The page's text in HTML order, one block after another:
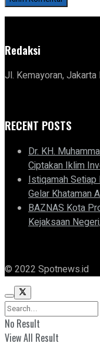
Redaksi
Jl. Kemayoran,
RECENT POSTS
Dr. KH.
Ciptakan Iklim
Istiqamah
Gelar Khataman
BAZNAS Kota
Kejaksaan
© 2022 Spotnews.id
No Result
View All Result